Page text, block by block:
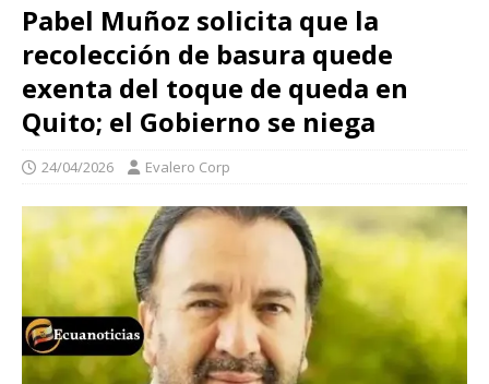
Pabel Muñoz solicita que la
recolección de basura quede
exenta del toque de queda en
Quito; el Gobierno se niega
24/04/2026 Evalero Corp